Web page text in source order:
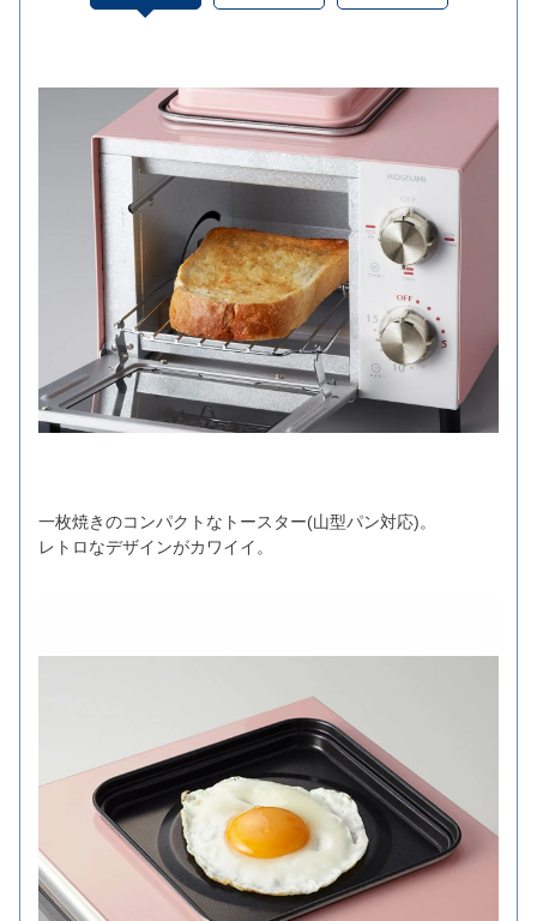
一枚焼きのコンパクトなトースター(山型パン対応)。
レトロなデザインがカワイイ。